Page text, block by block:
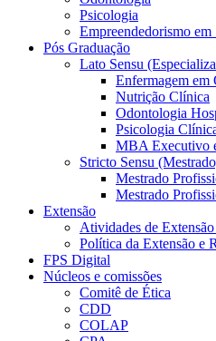
Psicologia
Empreendedorismo
Pós Graduação
Lato Sensu
Enfermagem em
Nutrição Clínica
Odontologia
Psicologia
MBA Executivo
Stricto Sensu
Mestrado
Mestrado
Extensão
Atividades de
Política da Extensão e
FPS Digital
Núcleos e comissões
Comitê de Ética
CDD
COLAP